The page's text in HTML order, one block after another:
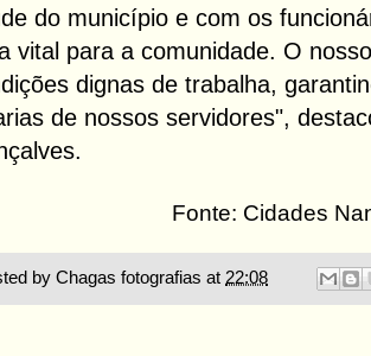
do município e com os
vital para a comunidade. O
dignas de trabalha,
de nossos servidores",
Fonte: Cidades
by Chagas fotografias at 22:08